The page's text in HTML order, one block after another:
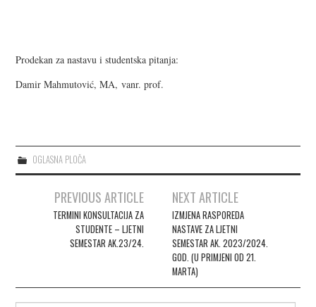
Prodekan za nastavu i studentska pitanja:
Damir Mahmutović, MA, vanr. prof.
OGLASNA PLOČA
Post navigation
PREVIOUS ARTICLE
TERMINI KONSULTACIJA ZA
STUDENTE – LJETNI
SEMESTAR AK.23/24.
NEXT ARTICLE
IZMJENA RASPOREDA
NASTAVE ZA LJETNI
SEMESTAR AK. 2023/2024.
GOD. (U PRIMJENI OD 21.
MARTA)